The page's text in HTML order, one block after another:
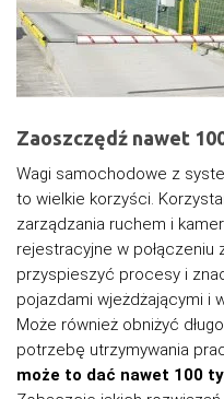
Zaoszczędź nawet
Wagi samochodowe z
to wielkie korzyści.
zarządzania ruchem i
rejestracyjne w
przyspieszyć procesy i
pojazdami wjeżdżającymi i
Może również obniżyć
potrzebę utrzymywania
może to dać nawet 100